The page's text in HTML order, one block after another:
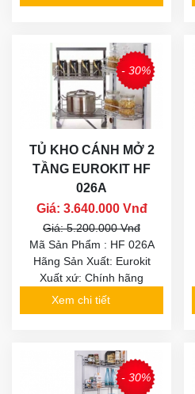
- 30%
TỦ KHO CÁNH MỞ 2
TẦNG EUROKIT HF
026A
Giá: 3.640.000 Vnđ
Giá: 5.200.000 Vnđ
Mã Sản Phẩm : HF 026A
Hãng Sản Xuất: Eurokit
Xuất xứ: Chính hãng
Xem chi tiết
- 30%